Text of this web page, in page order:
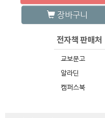
장바구니
교보문고
알라딘
캠퍼스북